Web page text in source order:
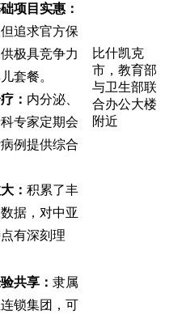
项目实惠：
追求官方保
极具竞争力
套餐。
： 内分泌、
专家定期会
例提供综合
： 积累了丰
据，对中亚
有深刻理
比什凯克
市，教育部
与卫生部联
合办公大楼
附近
共享： 隶属
锁集团，可